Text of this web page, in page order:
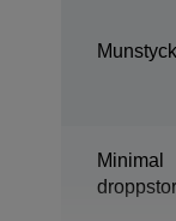
Minimal